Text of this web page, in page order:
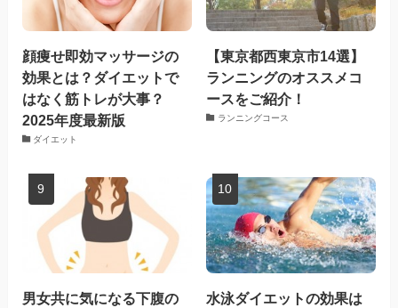
顔痩せ即効マッサージの
効果とは？ダイエットで
はなく筋トレが大事？
2025年度最新版
ダイエット
【東京都西東京市14選】
ランニングのオススメコ
ースをご紹介！
ランニングコース
男女共に気になる下腹の
水泳ダイエットの効果は